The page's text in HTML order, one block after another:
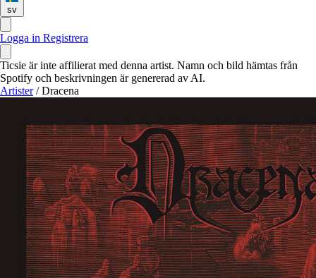
sv
Logga in Registrera
Ticsie är inte affilierat med denna artist. Namn och bild hämtas från
Spotify och beskrivningen är genererad av AI.
Artister / Dracena